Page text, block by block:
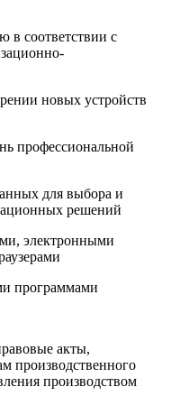
в соответствии с
новых устройств
профессиональной
для выбора и
решений
электронными
программами
акты,
производственного
производством